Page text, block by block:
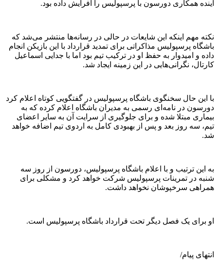
آینده همکاری دورسون با پرسپولیس را افرایش داده بود.
نکته مهم اینکه این شایعات در حالی در رسانه‌ها منتشر می‌شد که
باشگاه پرسپولیس مذاکراتی برای تمدید قرارداد با این بازیکن انجام
داده و امیدوار به حفظ او در ترکیب تیم بود اما با جدایی اسماعیل
کارتال، نگرانی‌هایی در این زمینه ایجاد شد.
با این حال سخنگوی باشگاه پرسپولیس در گفتگویی کوتاه اعلام کرد
دورسون در نامه‌ای رسمی به مدیران باشگاه اعلام کرده که به
بیماری مبتلا شده و برای جلوگیری از سرایت آن به سایر اعضای
تیم، سه روز بعد و پس از بهبودی کامل به اردوی تیم اضافه خواهد
شد.
به این ترتیب و با اعلام باشگاه پرسپولیس، دورسون از روز سه
شنبه در تمرینات پرسپولیس شرکت خواهد کرد و مشکلی برای
همراهی سرخپوشان نخواهد داشت.
او برای یک فصل دیگر تحت قرارداد باشگاه پرسپولیس است.
انتهای پیام/